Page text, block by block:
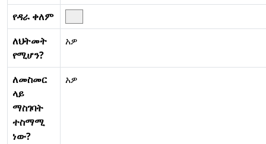
የዳራ ቀለም
ለህትመት
የሚሆን?
አዎ
ለመስመር
ላይ
ማስገባት
ተስማሚ
ነው?
አዎ